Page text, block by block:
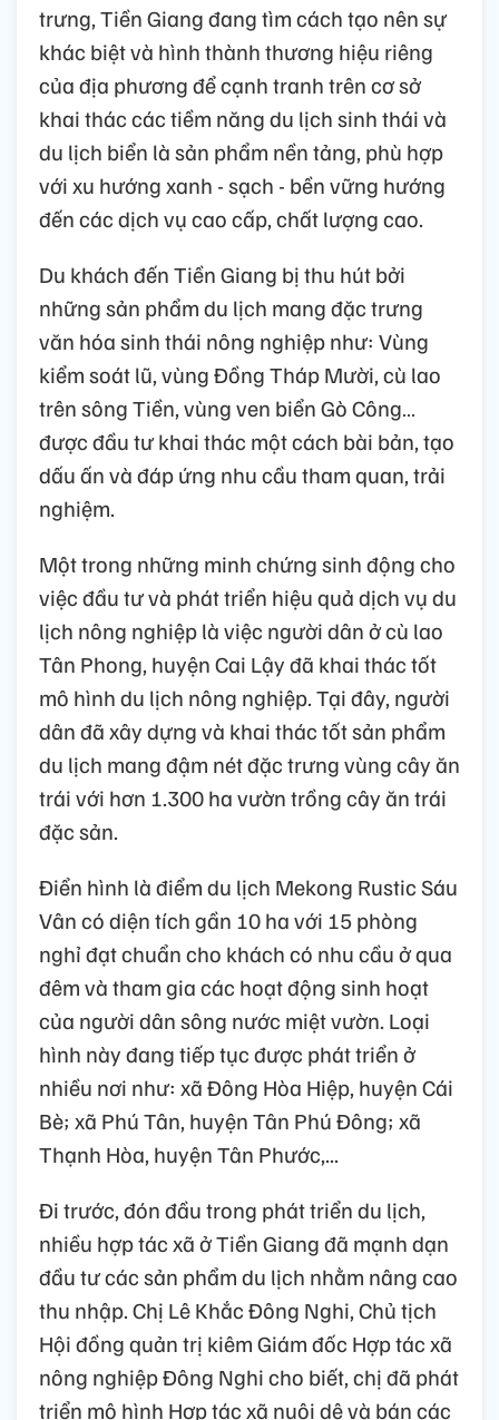
trưng, Tiền Giang đang tìm cách tạo nên sự
khác biệt và hình thành thương hiệu riêng
của địa phương để cạnh tranh trên cơ sở
khai thác các tiềm năng du lịch sinh thái và
du lịch biển là sản phẩm nền tảng, phù hợp
với xu hướng xanh - sạch - bền vững hướng
đến các dịch vụ cao cấp, chất lượng cao.
Du khách đến Tiền Giang bị thu hút bởi
những sản phẩm du lịch mang đặc trưng
văn hóa sinh thái nông nghiệp như: Vùng
kiểm soát lũ, vùng Đồng Tháp Mười, cù lao
trên sông Tiền, vùng ven biển Gò Công…
được đầu tư khai thác một cách bài bản, tạo
dấu ấn và đáp ứng nhu cầu tham quan, trải
nghiệm.
Một trong những minh chứng sinh động cho
việc đầu tư và phát triển hiệu quả dịch vụ du
lịch nông nghiệp là việc người dân ở cù lao
Tân Phong, huyện Cai Lậy đã khai thác tốt
mô hình du lịch nông nghiệp. Tại đây, người
dân đã xây dựng và khai thác tốt sản phẩm
du lịch mang đậm nét đặc trưng vùng cây ăn
trái với hơn 1.300 ha vườn trồng cây ăn trái
đặc sản.
Điển hình là điểm du lịch Mekong Rustic Sáu
Vân có diện tích gần 10 ha với 15 phòng
nghỉ đạt chuẩn cho khách có nhu cầu ở qua
đêm và tham gia các hoạt động sinh hoạt
của người dân sông nước miệt vườn. Loại
hình này đang tiếp tục được phát triển ở
nhiều nơi như: xã Đông Hòa Hiệp, huyện Cái
Bè; xã Phú Tân, huyện Tân Phú Đông; xã
Thạnh Hòa, huyện Tân Phước,...
Đi trước, đón đầu trong phát triển du lịch,
nhiều hợp tác xã ở Tiền Giang đã mạnh dạn
đầu tư các sản phẩm du lịch nhằm nâng cao
thu nhập. Chị Lê Khắc Đông Nghi, Chủ tịch
Hội đồng quản trị kiêm Giám đốc Hợp tác xã
nông nghiệp Đông Nghi cho biết, chị đã phát
triển mô hình Hợp tác xã nuôi dê và bán các